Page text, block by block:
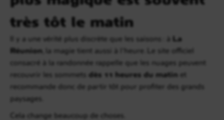
très tôt le matin
Il y a une vérité plus discrète que les saisons : à La
Réunion , la magie tient aussi à l’heure. Le site officiel
consacré à la randonnée rappelle que les nuages peuvent
recouvrir les sommets dès 11 heures du matin et
recommande donc de partir tôt pour profiter des grands
paysages.
Cela change beaucoup de choses.